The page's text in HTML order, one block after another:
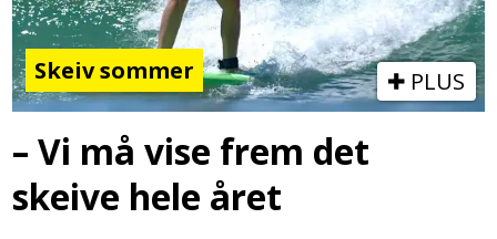
Skeiv sommer PLUS
– Vi må vise frem det
skeive hele året